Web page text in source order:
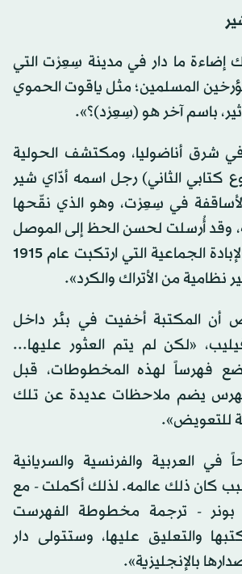
ما دار في مدينة سِعِرْت التي
المسلمين؛ مثل ياقوت الحموي
باسم آخر هو (سِعِرْد)؟».
شرق أناضوليا، ومكتشف الحولية
كتابي الثاني) رجل اسمه أدّاي شير
في سِعِرْت، وهو الذي نقّحها
وقد أُرسلت لحسن الحظ إلى الموصل
قبل مقتله خلال الإبادة الجماعية التي ارتكبت عام 1915
نظامية من الأتراك والكرد».
أن المكتبة أخفيت في بئر داخل
«لكن لم يتم العثور عليها...
فهرساً لهذه المخطوطات، قبل
يضم ملاحظات عديدة عن تلك
للتعويض».
العربية والفرنسية والسريانية
كان ذلك عالمه. لذلك أكملت - مع
- ترجمة مخطوطة الفهرست
والتعليق عليها، وستتولى دار
بالإنجليزية».